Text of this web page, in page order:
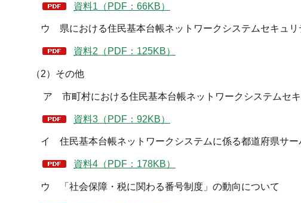
資料1（PDF：66KB）
ウ 県における住民基本台帳ネットワークシステムセキュリ
資料2（PDF：125KB）
（2）その他
ア 市町村における住民基本台帳ネットワークシステムセキ
資料3（PDF：92KB）
イ 住民基本台帳ネットワークシステムに係る都道府県サー
資料4（PDF：178KB）
ウ 「社会保障・税に関わる番号制度」の動向について